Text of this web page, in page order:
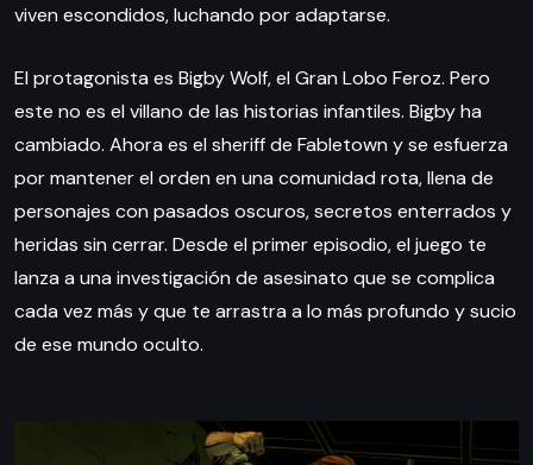
viven escondidos, luchando por adaptarse.
El protagonista es Bigby Wolf, el Gran Lobo Feroz. Pero
este no es el villano de las historias infantiles. Bigby ha
cambiado. Ahora es el sheriff de Fabletown y se esfuerza
por mantener el orden en una comunidad rota, llena de
personajes con pasados oscuros, secretos enterrados y
heridas sin cerrar. Desde el primer episodio, el juego te
lanza a una investigación de asesinato que se complica
cada vez más y que te arrastra a lo más profundo y sucio
de ese mundo oculto.